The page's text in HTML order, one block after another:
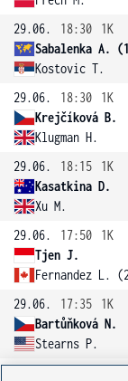
29.06.
18:30
1K
Sabalenka A.
Kostovic T.
29.06.
18:30
1K
Krejčíková B.
Klugman H.
29.06.
18:15
1K
Kasatkina D.
Xu M.
29.06.
17:50
1K
Tjen J.
Fernandez L.
29.06.
17:35
1K
Bartůňková N.
Stearns P.